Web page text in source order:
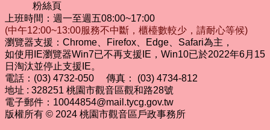
粉絲頁
上班時間：週一至週五08:00~17:00
(中午12:00~13:00服務不中斷，櫃檯數較少，請耐心等候)
瀏覽器支援：Chrome、Firefox、Edge、Safari為主，
如使用IE瀏覽器Win7已不再支援IE，Win10已於2022年6月15
日淘汰並停止支援IE。
電話：(03) 4732-050 傳真： (03) 4734-812
地址 : 328251 桃園市觀音區觀和路28號
電子郵件：10044854@mail.tycg.gov.tw
版權所有 © 2024 桃園市觀音區戶政事務所